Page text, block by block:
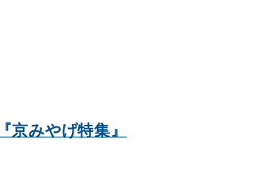
みやげ特集』